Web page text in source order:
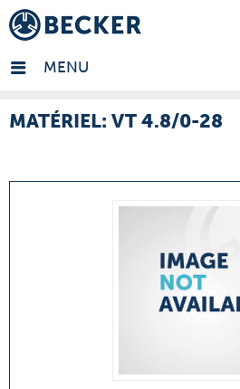
MENU
- FR
MATÉRIEL: VT 4.8/0-28